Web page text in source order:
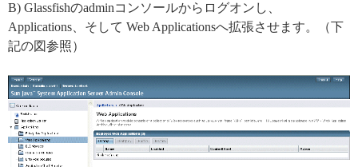
B) Glassfishのadminコンソールからログオンし、
Applications、そして Web Applicationsへ拡張させます。（下
記の図参照）